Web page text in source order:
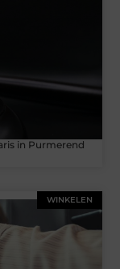
in Purmerend
WINKELEN